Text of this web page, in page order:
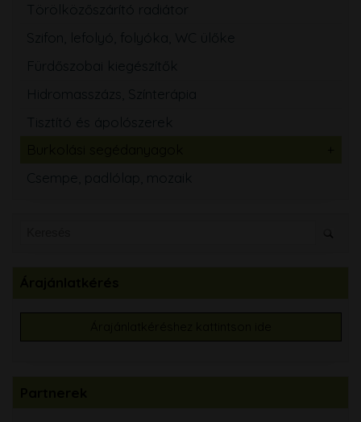
Törölközőszárító radiátor
Szifon, lefolyó, folyóka, WC ülőke
Fürdőszobai kiegészítők
Hidromasszázs, Színterápia
Tisztító és ápolószerek
Csempe, padlólap, mozaik